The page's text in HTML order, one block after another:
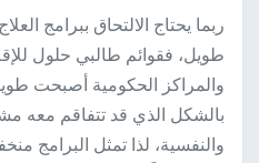
ربما يحتاج الالتحاق ببرامج
طويل، فقوائم طالبي حلول
والمراكز الحكومية أصبحت
بالشكل الذي قد تتفاقم معه
والنفسية، لذا تمثل البرامج